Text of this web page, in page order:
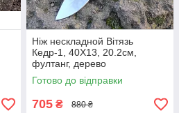
Ніж нескладной Вітязь
Кедр-1, 40Х13, 20.2см,
фултанг, дерево
Готово до відправки
705 ₴ 880 ₴